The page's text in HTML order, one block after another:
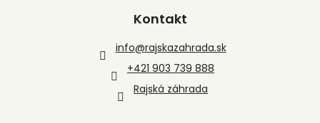
Kontakt
info@rajskazahrada.sk
+421 903 739 888
Rajská záhrada